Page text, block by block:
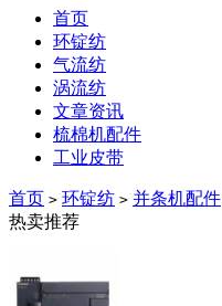
首页
环锭纺
气流纺
涡流纺
文章资讯
梳棉机配件
工业皮带
首页 > 环锭纺 > 并条机配件
热卖推荐